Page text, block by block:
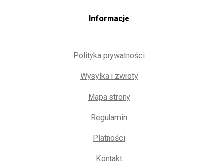
Informacje
Polityka prywatności
Wysyłka i zwroty
Mapa strony
Regulamin
Płatności
Kontakt